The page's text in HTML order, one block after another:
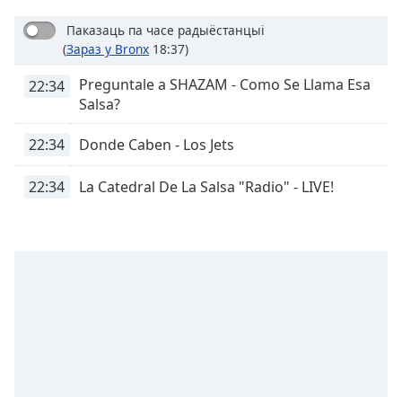
TypeLIVE
behind
Remaining
Time-
Паказаць па часе радыёстанцыі
(Зараз у Bronx 18:37)
22:34
Preguntale a SHAZAM - Como Se Llama Esa
Salsa?
22:34 Donde Caben - Los Jets
22:34 La Catedral De La Salsa "Radio" - LIVE!